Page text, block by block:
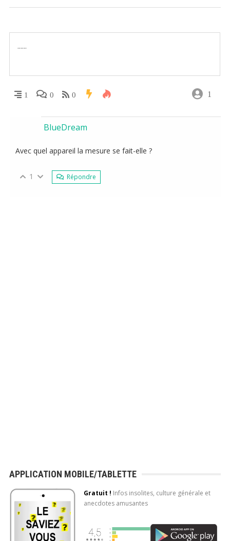
1 0 0 1
BlueDream
Avec quel appareil la mesure se fait-elle ?
1 Répondre
APPLICATION MOBILE/TABLETTE
Gratuit ! Infos insolites, culture générale et
anecdotes amusantes